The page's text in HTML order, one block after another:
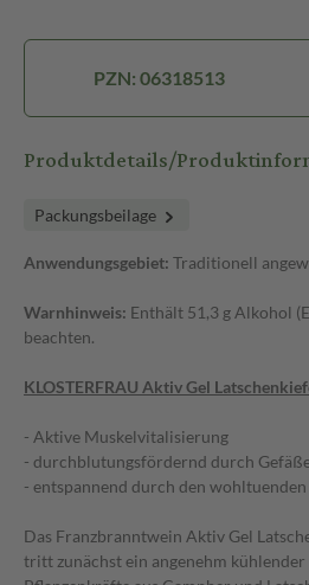
PZN: 06318513
Produktdetails/
Packungsbeilage
Anwendungsgebiet: Traditionell
Warnhinweis: Enthält 51,3 g Alkohol
beachten.
KLOSTERFRAU Aktiv Gel
- Aktive Muskelvitalisierung
- durchblutungsfördernd durch
- entspannend durch den
Das Franzbranntwein Aktiv Gel
tritt zunächst ein angenehm